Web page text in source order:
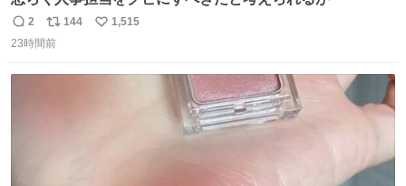
返
信
2
リ
ポ
144
い
1,515
23時間前